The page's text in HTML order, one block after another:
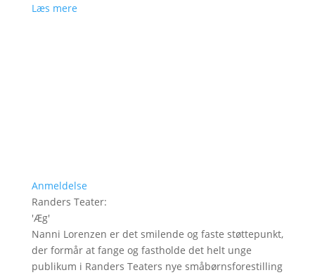
Læs mere
Anmeldelse
Randers Teater:
'Æg'
Nanni Lorenzen er det smilende og faste støttepunkt,
der formår at fange og fastholde det helt unge
publikum i Randers Teaters nye småbørnsforestilling